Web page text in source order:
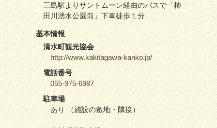
三島駅よりサントムーン経由のバスで「柿
田川湧水公園前」下車徒歩１分
基本情報
清水町観光協会
http://www.kakitagawa-kanko.jp/
電話番号
055-975-6987
駐車場
あり （施設の敷地・隣接）